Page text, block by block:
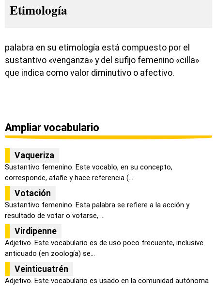
Etimología
palabra en su etimología está compuesto por el
sustantivo «venganza» y del sufijo femenino «cilla»
que indica como valor diminutivo o afectivo.
Ampliar vocabulario
Vaqueriza
Sustantivo femenino. Este vocablo, en su concepto,
corresponde, atañe y hace referencia (...
Votación
Sustantivo femenino. Esta palabra se refiere a la acción y
resultado de votar o votarse, ...
Virdipenne
Adjetivo. Este vocabulario es de uso poco frecuente, inclusive
anticuado (en zoología) se...
Veinticuatrén
Adjetivo. Este vocabulario es usado en la comunidad autónoma